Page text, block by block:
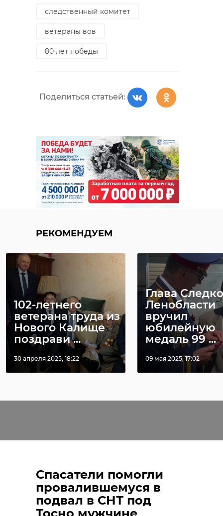
следственный комитет
ветераны вов
80 лет победы
Поделиться статьей:
РЕКОМЕНДУЕМ
102-летнего
ветерана труда из
Нового Калище
поздрави ...
30 апреля 2025, 18:22
Глава
Ленобласти
вручил
юбилейную
медаль 99 ...
09 мая 2025, 17:02
Спасатели помогли
провалившемуся в
подвал в СНТ под